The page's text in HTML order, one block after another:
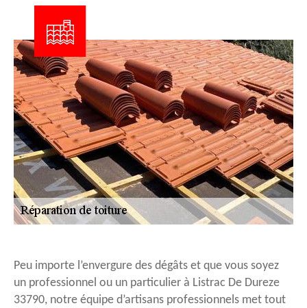
Peu importe l’envergure des dégâts et que vous soyez
un professionnel ou un particulier à Listrac De Dureze
33790, notre équipe d’artisans professionnels met tout